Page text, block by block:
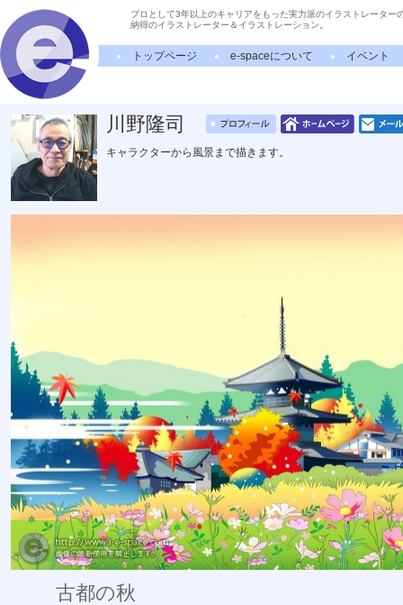
プロとして3年以上のキャリアをもった実力派のイラストレーター
納得のイラストレーター＆イラストレーション。
トップページ e-spaceについて イベント
川野隆司
キャラクターから風景まで描きます。
古都の秋